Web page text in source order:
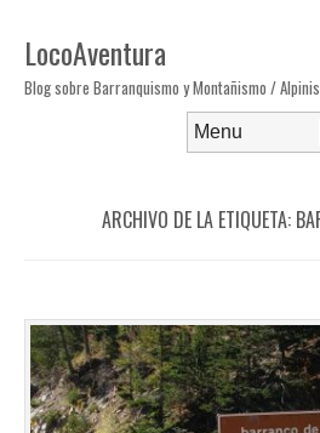
LocoAventura
Blog sobre Barranquismo y Montañismo /
ARCHIVO DE LA ETIQUETA: